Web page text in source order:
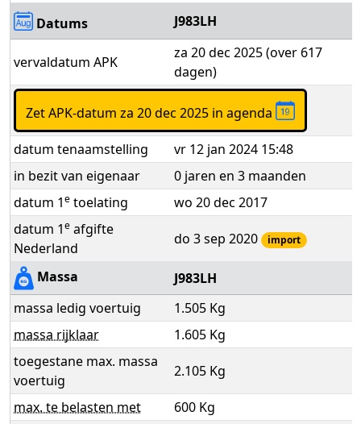
Datums
J983LH
vervaldatum APK
za 20 dec 2025 (over 617
dagen)
Zet APK-datum za 20 dec 2025 in agenda
datum tenaamstelling
vr 12 jan 2024 15:48
in bezit van eigenaar
0 jaren en 3 maanden
datum 1e toelating
wo 20 dec 2017
datum 1e afgifte
Nederland
do 3 sep 2020 import
Massa
J983LH
massa ledig voertuig
1.505 Kg
massa rijklaar
1.605 Kg
toegestane max. massa
voertuig
2.105 Kg
max. te belasten met
600 Kg